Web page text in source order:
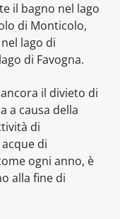
il bagno nel lago
di Monticolo,
lago di
di Favogna.
il divieto di
a causa della
di
di
ogni anno, è
alla fine di